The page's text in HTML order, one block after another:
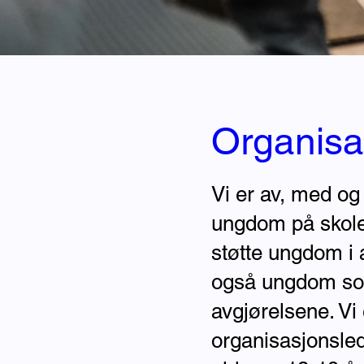
Vi er av, med
ungdom på
støtte ungdom i
også ungdom
avgjørelsene.